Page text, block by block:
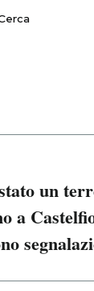
Moda
Ok Boomer!
Media
un
a